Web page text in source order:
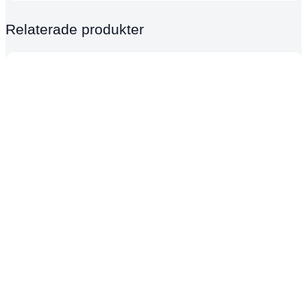
Relaterade produkter